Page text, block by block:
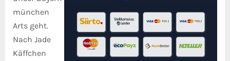
münchen
Arts geht.
Nach Jade
Käffchen